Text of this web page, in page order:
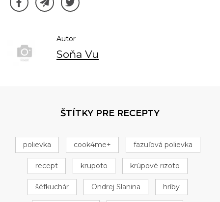
Autor
Soňa Vu
ŠTÍTKY PRE RECEPTY
polievka cook4me+ fazuľová polievka
recept krupoto krúpové rizoto
šéfkuchár Ondrej Slanina hríby